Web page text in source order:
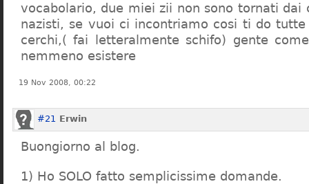
vocabolario, due miei zii non sono tornati dai
nazisti, se vuoi ci incontriamo cosi ti do tutte
cerchi,( fai letteralmente schifo) gente
nemmeno esistere
19 Nov 2008, 00:22
#21 Erwin
Buongiorno al blog.
1) Ho SOLO fatto semplicissime domande.